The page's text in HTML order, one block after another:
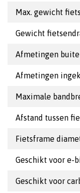
Max. gewicht
Gewicht
Afmetingen
Afmetingen
Maximale
Afstand tussen
Fietsframe
Geschikt voor e-
Geschikt voor